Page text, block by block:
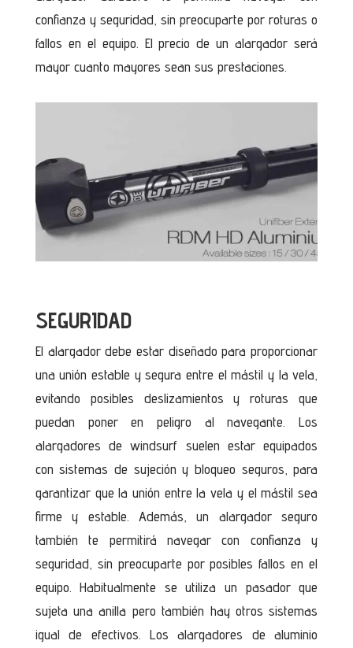
confianza y seguridad, sin preocuparte por roturas o
fallos en el equipo. El precio de un alargador será
mayor cuanto mayores sean sus prestaciones.
SEGURIDAD
El alargador debe estar diseñado para proporcionar
una unión estable y segura entre el mástil y la vela,
evitando posibles deslizamientos y roturas que
puedan poner en peligro al navegante. Los
alargadores de windsurf suelen estar equipados
con sistemas de sujeción y bloqueo seguros, para
garantizar que la unión entre la vela y el mástil sea
firme y estable. Además, un alargador seguro
también te permitirá navegar con confianza y
seguridad, sin preocuparte por posibles fallos en el
equipo. Habitualmente se utiliza un pasador que
sujeta una anilla pero también hay otros sistemas
igual de efectivos. Los alargadores de aluminio